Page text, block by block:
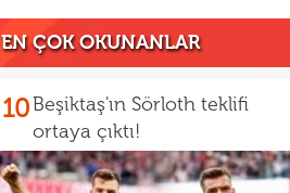
EN ÇOK OKUNANLAR
10Beşiktaş'ın Sörloth teklifi
ortaya çıktı!